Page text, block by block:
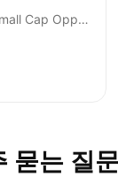
Fidelity Global Small Cap Opportunities Fund ETF Series ETF Trust Units
묻는 질문